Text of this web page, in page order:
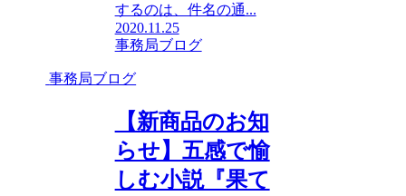
するのは、件名の通...
2020.11.25
事務局ブログ
事務局ブログ
【新商品のお知
らせ】五感で愉
しむ小説『果て